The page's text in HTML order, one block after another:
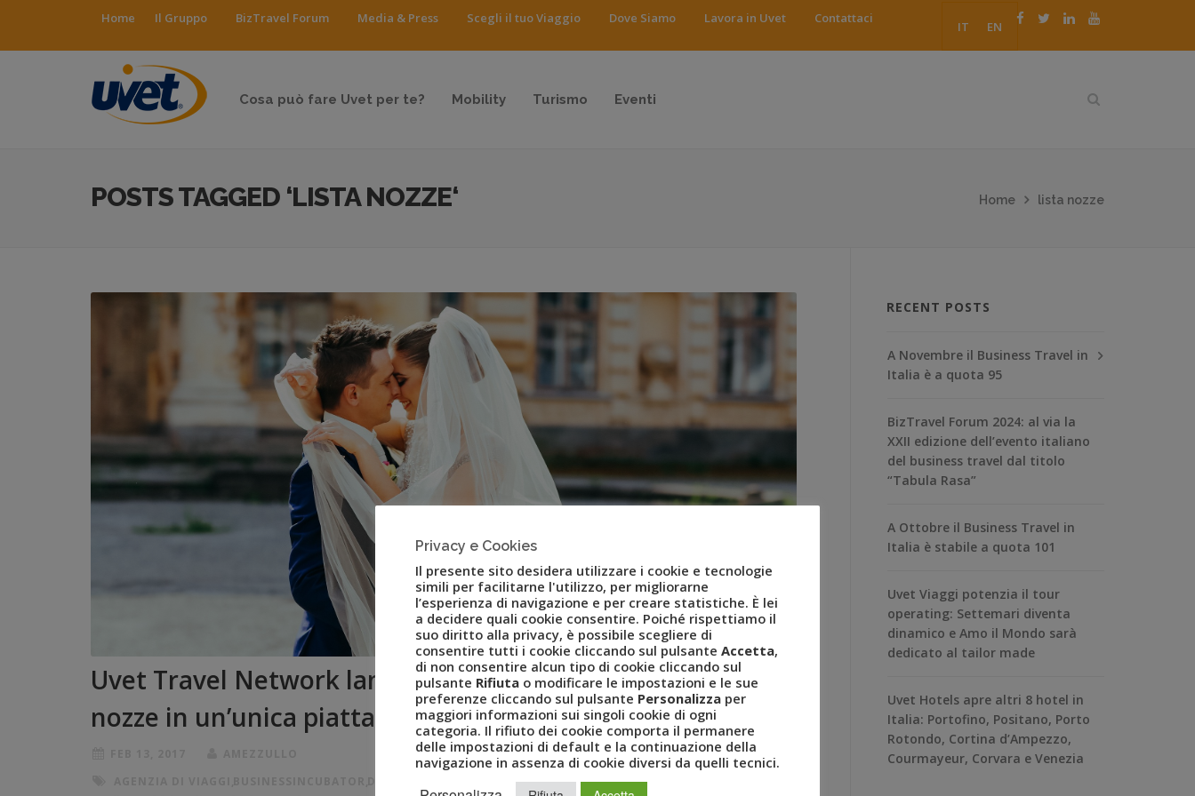
IT EN
Home Il Gruppo BizTravel Forum Media & Press Scegli il tuo Viaggio Dove Siamo Lavora in Uvet Contattaci
Cosa può fare Uvet per te? Mobility Turismo Eventi
POSTS TAGGED ‘LISTA NOZZE‘ Home lista nozze
Uvet Travel Network lancia Ulove: lista viaggio e lista
nozze in un’unica piattaforma di pagamento digitale
GROWISH,GRUPPO UVET,LIST VIAGGIO
RECENT POSTS
A Novembre il Business Travel in
Italia è a quota 95
BizTravel Forum 2024: al via la
XXII edizione dell’evento italiano
del business travel dal titolo
“Tabula Rasa”
A Ottobre il Business Travel in
Italia è stabile a quota 101
Uvet Viaggi potenzia il tour
operating: Settemari diventa
dinamico e Amo il Mondo sarà
dedicato al tailor made
Uvet Hotels apre altri 8 hotel in
Italia: Portofino, Positano, Porto
Rotondo, Cortina d’Ampezzo,
Courmayeur, Corvara e Venezia
Privacy e Cookies
Il presente sito desidera utilizzare i cookie e tecnologie
simili per facilitarne l'utilizzo, per migliorarne
l’esperienza di navigazione e per creare statistiche. È lei
a decidere quali cookie consentire. Poiché rispettiamo il
suo diritto alla privacy, è possibile scegliere di
consentire tutti i cookie cliccando sul pulsante Accetta,
di non consentire alcun tipo di cookie cliccando sul
pulsante Rifiuta o modificare le impostazioni e le sue
preferenze cliccando sul pulsante Personalizza per
maggiori informazioni sui singoli cookie di ogni
categoria. Il rifiuto dei cookie comporta il permanere
delle impostazioni di default e la continuazione della
navigazione in assenza di cookie diversi da quelli tecnici.